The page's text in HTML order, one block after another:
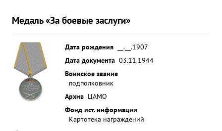
Медаль «За боевые заслуги»
Дата рождения
__.__.1907
Дата документа 03.11.1944
Воинское звание
подполковник
Архив ЦАМО
Фонд ист. информации
Картотека награждений